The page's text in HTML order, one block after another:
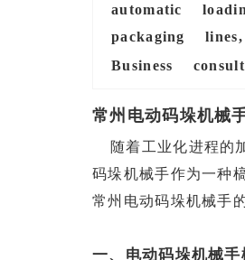
automatic
packaging
Business
常州电动码垛机械
随着工业化进程的
码垛机械手作为一种
常州电动码垛机械手
一、电动码垛机械手